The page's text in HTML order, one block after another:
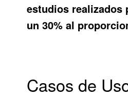
estudios realizados
un 30% al
Casos de